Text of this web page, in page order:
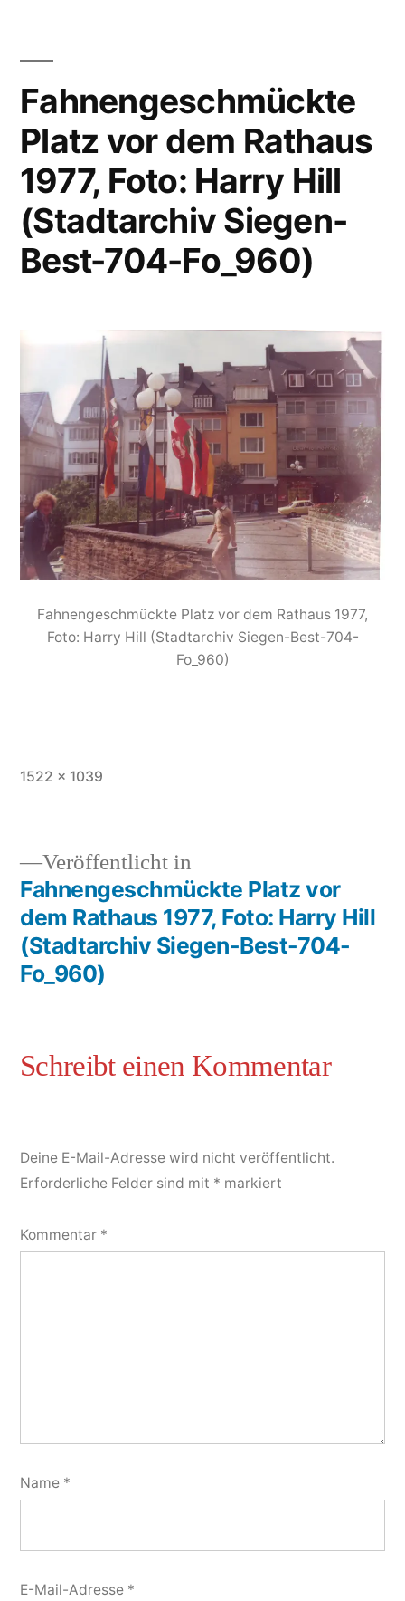
Fahnengeschmückte
Platz vor dem Rathaus
1977, Foto: Harry Hill
(Stadtarchiv Siegen-
Best-704-Fo_960)
Fahnengeschmückte Platz vor dem Rathaus 1977,
Foto: Harry Hill (Stadtarchiv Siegen-Best-704-
Fo_960)
1522 × 1039
Veröffentlicht in
Fahnengeschmückte Platz vor
dem Rathaus 1977, Foto: Harry Hill
(Stadtarchiv Siegen-Best-704-
Fo_960)
Deine E-Mail-Adresse wird nicht veröffentlicht.
Erforderliche Felder sind mit * markiert
Kommentar *
Name *
E-Mail-Adresse *